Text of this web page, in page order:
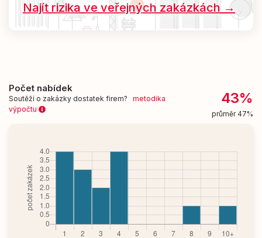
Najít rizika ve veřejných zakázkách →
Počet nabídek
Soutěží o zakázky dostatek firem? metodika
výpočtu
43%
průměr 47%